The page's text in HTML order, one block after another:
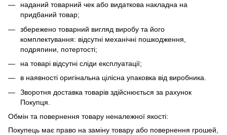
наданий товарний чек або видаткова накладна на
придбаний товар;
збережено товарний вигляд виробу та його
комплектування: відсутні механічні пошкодження,
подряпини, потертості;
на товарі відсутні сліди експлуатації;
в наявності оригінальна цілісна упаковка від виробника.
Зворотня доставка товарів здійснюється за рахунок
Покупця.
Обмін та повернення товару неналежної якості:
Покупець має право на заміну товару або повернення грошей,